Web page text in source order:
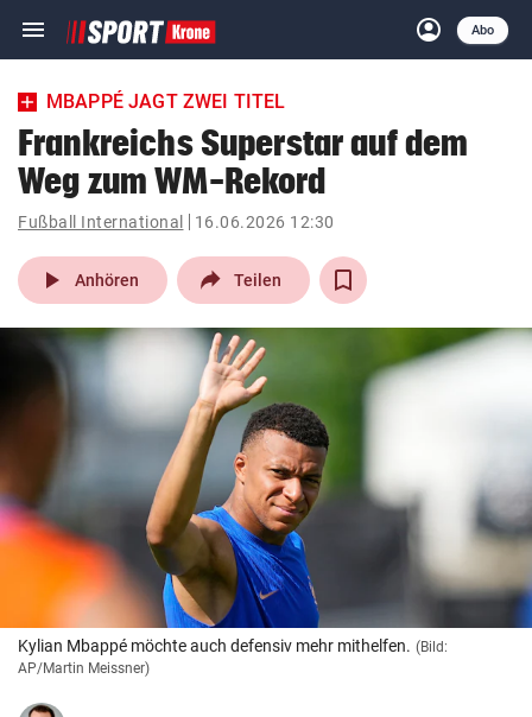
menu Navigation
ein-/ausklappen
account_circle
Anmelden
Abo
close Schließen
account_circle Anmelden
pin_drop
Wien arrow_right
bookmark
Suchbegriff
© Krone Multimedia GmbH & Co KG 2026
Muthgasse 2, 1190 Wien
MBAPPÉ JAGT ZWEI TITEL
Frankreichs Superstar auf dem
Weg zum WM-Rekord
Fußball International 16.06.2026 12:30
play_arrow Anhören Teilen
Kylian Mbappé möchte auch defensiv mehr mithelfen. (Bild:
AP/Martin Meissner)